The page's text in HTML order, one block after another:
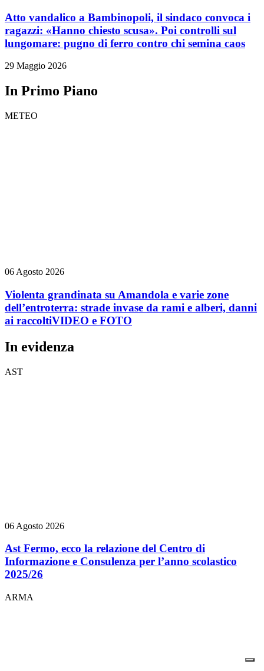
Atto vandalico a Bambinopoli, il sindaco convoca i
ragazzi: «Hanno chiesto scusa». Poi controlli sul
lungomare: pugno di ferro contro chi semina caos
29 Maggio 2026
In Primo Piano
METEO
06 Agosto 2026
Violenta grandinata su Amandola e varie zone
dell’entroterra: strade invase da rami e alberi, danni
ai raccoltiVIDEO e FOTO
In evidenza
AST
06 Agosto 2026
Ast Fermo, ecco la relazione del Centro di
Informazione e Consulenza per l’anno scolastico
2025/26
ARMA